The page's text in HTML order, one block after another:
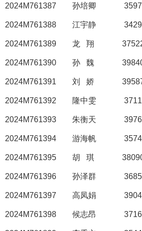
2024M761387 孙培卿
2024M761388 江宇静
2024M761389 龙 翔
2024M761390 孙 魏
2024M761391 刘 娇
2024M761392 隆中雯
2024M761393 朱衡天
2024M761394 游海帆
2024M761395 胡 琪
2024M761396 孙泽群
2024M761397 高凤娟
2024M761398 候志昂